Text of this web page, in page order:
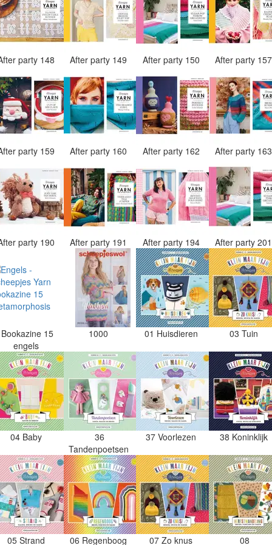
party 148 After party 149 After party 150 After party
party 159 After party 160 After party 162 After party
party 190 After party 191 After party 194 After party
Bookazine 15
engels
1000 01 Huisdieren 03 Tuin
04 Baby
36
Tandenpoetsen
37 Voorlezen 38 Koninklijk
05 Strand 06 Regenboog 07 Zo knus 08